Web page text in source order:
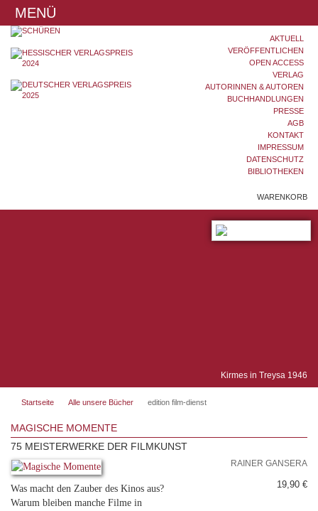
MENÜ
AKTUELL
VERÖFFENTLICHEN
OPEN ACCESS
VERLAG
AUTORINNEN & AUTOREN
BUCHHANDLUNGEN
PRESSE
AGB
KONTAKT
IMPRESSUM
DATENSCHUTZ
BIBLIOTHEKEN
WARENKORB
Kirmes in Treysa 1946
Startseite Alle unsere Bücher edition film-dienst
MAGISCHE MOMENTE
75 MEISTERWERKE DER FILMKUNST
Was macht den Zauber des Kinos aus?
Warum bleiben manche Filme in
RAINER GANSERA
19,90 €